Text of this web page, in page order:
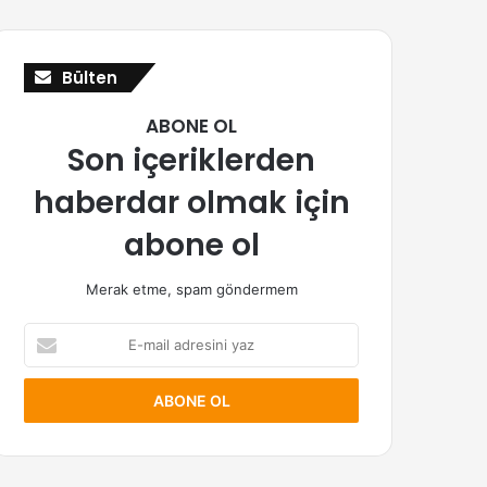
Bülten
ABONE OL
Son içeriklerden
haberdar olmak için
abone ol
Merak etme, spam göndermem
mail
adresini